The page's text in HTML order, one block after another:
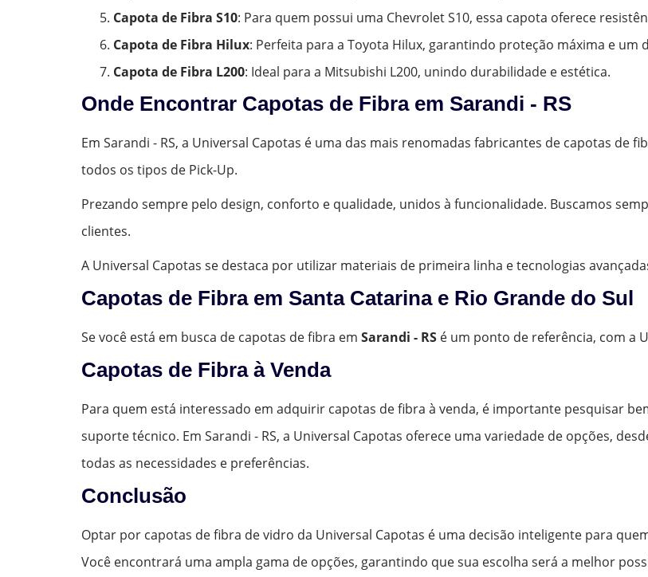
Capota de Fibra S10: Para quem possui uma Chevrolet S10, essa capota oferece
Capota de Fibra Hilux: Perfeita para a Toyota Hilux, garantindo proteção máxima e um
Capota de Fibra L200: Ideal para a Mitsubishi L200, unindo durabilidade e estética.
Onde Encontrar Capotas de Fibra em Sarandi - RS
Em Sarandi - RS, a Universal Capotas é uma das mais renomadas fabricantes de capotas de
todos os tipos de Pick-Up.
Prezando sempre pelo design, conforto e qualidade, unidos à funcionalidade. Buscamos
clientes.
A Universal Capotas se destaca por utilizar materiais de primeira linha e tecnologias
Capotas de Fibra em Santa Catarina e Rio Grande do Sul
Se você está em busca de capotas de fibra em Sarandi - RS é um ponto de referência, com a
Capotas de Fibra à Venda
Para quem está interessado em adquirir capotas de fibra à venda, é importante pesquisar
suporte técnico. Em Sarandi - RS, a Universal Capotas oferece uma variedade de opções,
todas as necessidades e preferências.
Conclusão
Optar por capotas de fibra de vidro da Universal Capotas é uma decisão inteligente para
Você encontrará uma ampla gama de opções, garantindo que sua escolha será a melhor